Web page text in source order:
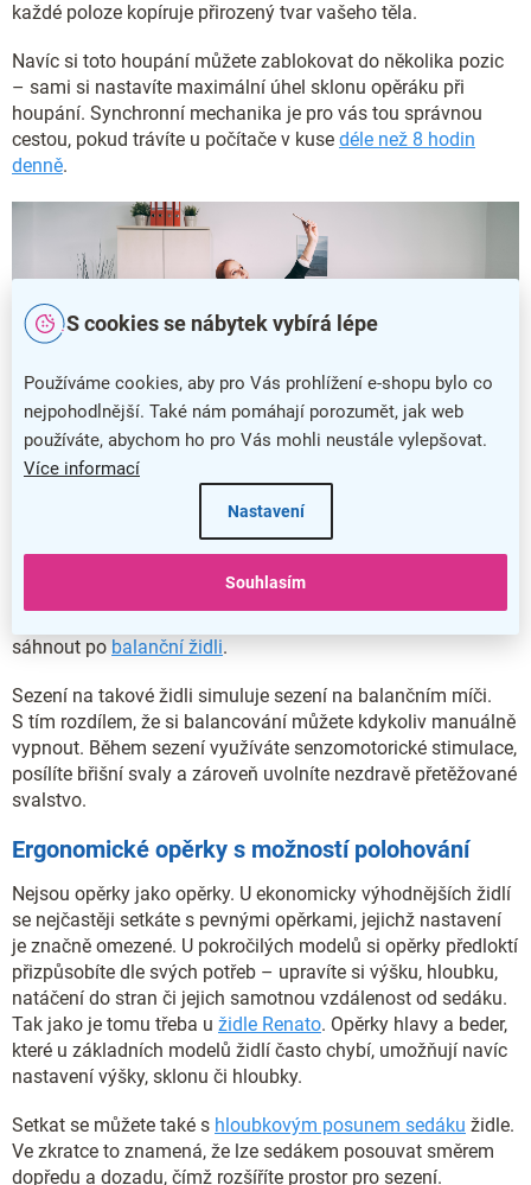
S cookies se nábytek vybírá lépe
Používáme cookies, aby pro Vás prohlížení e-shopu bylo co
nejpohodlnější. Také nám pomáhají porozumět, jak web
používáte, abychom ho pro Vás mohli neustále vylepšovat.
Více informací
Nastavení
Souhlasím
každé poloze kopíruje přirozený tvar vašeho těla.
Navíc si toto houpání můžete zablokovat do několika pozic
– sami si nastavíte maximální úhel sklonu opěráku při
houpání. Synchronní mechanika je pro vás tou správnou
cestou, pokud trávíte u počítače v kuse déle než 8 hodin
denně.
Balancujte jako na gymnastickém míči
ergonomii a hledající model, který se snaží preventivně
sáhnout po balanční židli.
Sezení na takové židli simuluje sezení na balančním míči.
S tím rozdílem, že si balancování můžete kdykoliv manuálně
vypnout. Během sezení využíváte senzomotorické stimulace,
posílíte břišní svaly a zároveň uvolníte nezdravě přetěžované
svalstvo.
Ergonomické opěrky s možností polohování
Nejsou opěrky jako opěrky. U ekonomicky výhodnějších židlí
se nejčastěji setkáte s pevnými opěrkami, jejichž nastavení
je značně omezené. U pokročilých modelů si opěrky předloktí
přizpůsobíte dle svých potřeb – upravíte si výšku, hloubku,
natáčení do stran či jejich samotnou vzdálenost od sedáku.
Tak jako je tomu třeba u židle Renato. Opěrky hlavy a beder,
které u základních modelů židlí často chybí, umožňují navíc
nastavení výšky, sklonu či hloubky.
Setkat se můžete také s hloubkovým posunem sedáku židle.
Ve zkratce to znamená, že lze sedákem posouvat směrem
dopředu a dozadu, čímž rozšíříte prostor pro sezení.